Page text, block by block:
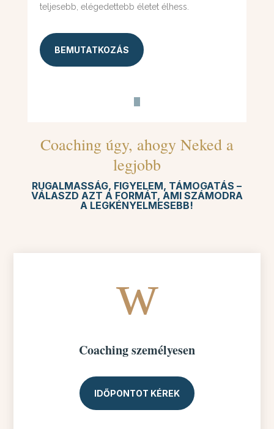
teljesebb, elégedettebb életet élhess.
BEMUTATKOZÁS
Coaching úgy, ahogy Neked a
legjobb
RUGALMASSÁG, FIGYELEM, TÁMOGATÁS –
VÁLASZD AZT A FORMÁT, AMI SZÁMODRA
A LEGKÉNYELMESEBB!
w
Coaching személyesen
IDŐPONTOT KÉREK